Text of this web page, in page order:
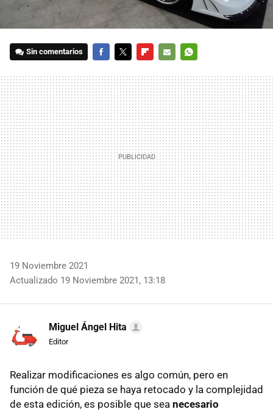
Sin comentarios
MAIL
19 Noviembre 2021
Actualizado 19 Noviembre 2021, 13:18
Miguel Ángel Hita
Editor
Realizar modificaciones es algo común, pero en
función de qué pieza se haya retocado y la complejidad
de esta edición, es posible que sea necesario